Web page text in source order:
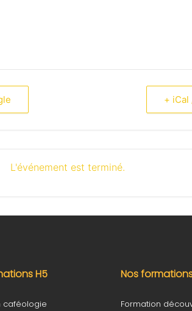
+
L'événement est terminé.
H5
caféologie
Nos
Formation